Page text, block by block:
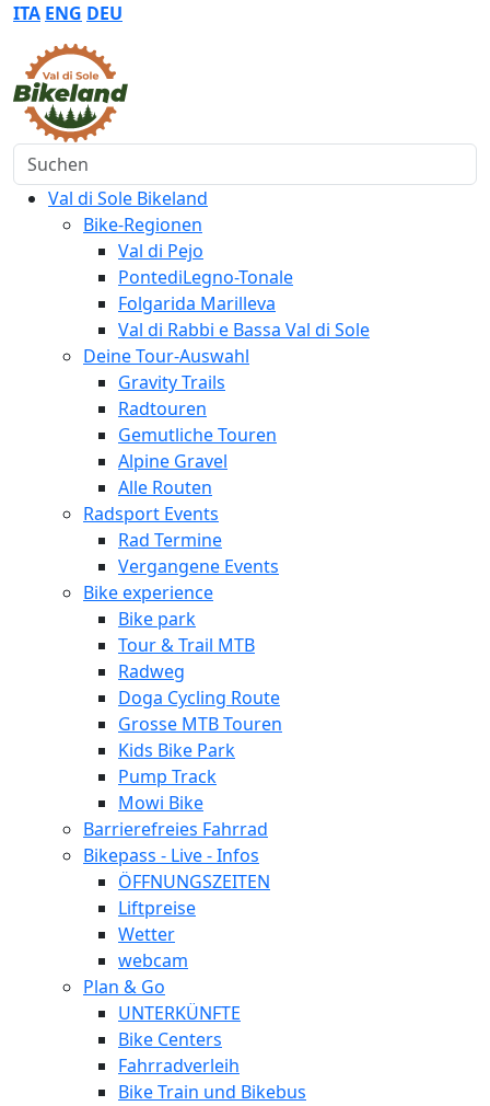
ITA ENG DEU
Suchen
Val di Sole Bikeland
Bike-Regionen
Val di Pejo
PontediLegno-Tonale
Folgarida Marilleva
Val di Rabbi e Bassa Val di Sole
Deine Tour-Auswahl
Gravity Trails
Radtouren
Gemutliche Touren
Alpine Gravel
Alle Routen
Radsport Events
Rad Termine
Vergangene Events
Bike experience
Bike park
Tour & Trail MTB
Radweg
Doga Cycling Route
Grosse MTB Touren
Kids Bike Park
Pump Track
Mowi Bike
Barrierefreies Fahrrad
Bikepass - Live - Infos
ÖFFNUNGSZEITEN
Liftpreise
Wetter
webcam
Plan & Go
UNTERKÜNFTE
Bike Centers
Fahrradverleih
Bike Train und Bikebus